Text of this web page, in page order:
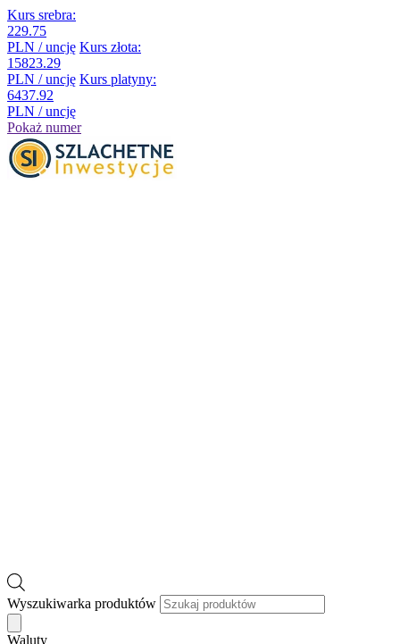
Kurs srebra:
229.75
PLN / uncję Kurs złota:
15823.29
PLN / uncję Kurs platyny:
6437.92
PLN / uncję
Pokaż numer
Wyszukiwarka produktów
Waluty